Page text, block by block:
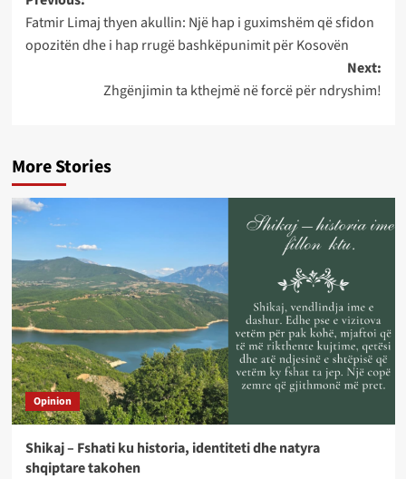
navigation
Fatmir Limaj thyen akullin: Një hap i guximshëm që sfidon
opozitën dhe i hap rrugë bashkëpunimit për Kosovën
Next:
Zhgënjimin ta kthejmë në forcë për ndryshim!
More Stories
Opinion
Shikaj – Fshati ku historia, identiteti dhe natyra
shqiptare takohen